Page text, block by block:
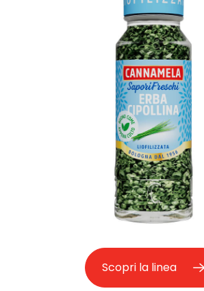
Scopri la linea